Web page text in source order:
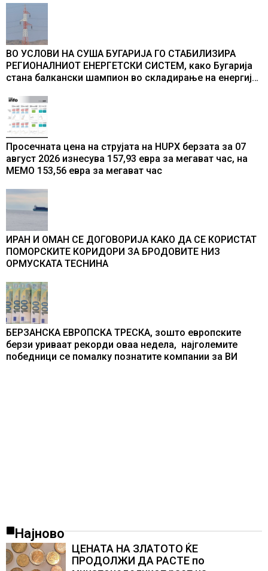
ВО УСЛОВИ НА СУША БУГАРИЈА ГО СТАБИЛИЗИРА
РЕГИОНАЛНИОТ ЕНЕРГЕТСКИ СИСТЕМ, како Бугарија
стана балкански шампион во складирање на енергија
Просечната цена на струјата на HUPX берзата за 07
август 2026 изнесува 157,93 евра за мегават час, на
МЕМО 153,56 евра за мегават час
ИРАН И ОМАН СЕ ДОГОВОРИЈА КАКО ДА СЕ КОРИСТАТ
ПОМОРСКИТЕ КОРИДОРИ ЗА БРОДОВИТЕ НИЗ
ОРМУСКАТА ТЕСНИНА
БЕРЗАНСКА ЕВРОПСКА ТРЕСКА, зошто европските
берзи уриваат рекорди оваа недела, најголемите
победници се помалку познатите компании за ВИ
Најново
ЦЕНАТА НА ЗЛАТОТО ЌЕ
ПРОДОЛЖИ ДА РАСТЕ по